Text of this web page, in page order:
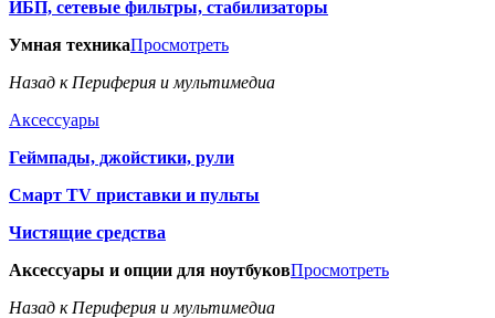
ИБП, сетевые фильтры, стабилизаторы
Умная техникаПросмотреть
Назад к Периферия и мультимедиа
Аксессуары
Геймпады, джойстики, рули
Смарт TV приставки и пульты
Чистящие средства
Аксессуары и опции для ноутбуковПросмотреть
Назад к Периферия и мультимедиа